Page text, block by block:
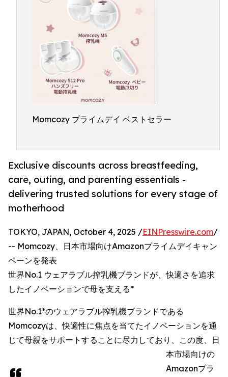
Momcozy プライムデイ ベストセラー
Exclusive discounts across breastfeeding,
care, outing, and parenting essentials -
delivering trusted solutions for every stage of
motherhood
TOKYO, JAPAN, October 4, 2025 /EINPresswire.com/
-- Momcozy、日本市場向けAmazonプライムデイキャン
ペーンを発表
世界No.1 ウェアラブル搾乳機ブランドが、快適さを追求
したイノベーションで母を支える*
世界No.1*のウェアラブル搾乳機ブランドである
Momcozyは、快適性に焦点を当てたイノベーションを通
じて母親をサポートすることに尽力しており、この度、日
本市場向けの
Amazonプラ